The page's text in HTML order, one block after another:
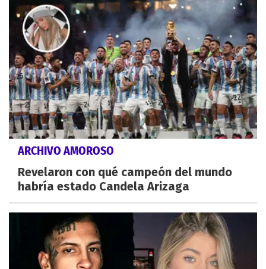
ARCHIVO AMOROSO
Revelaron con qué campeón del mundo
habría estado Candela Arizaga